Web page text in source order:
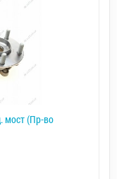
мост (Пр-во